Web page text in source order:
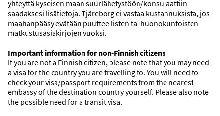
HAE
Tietoa – matkat
yhteyttä kyseisen maan suurlähetystöön/konsulaattiin
saadaksesi lisätietoja. Tjäreborg ei vastaa kustannuksista, jos
maahanpääsy evätään puutteellisten tai huonokuntoisten
matkustusasiakirjojen vuoksi.
Important information for non-Finnish citizens
If you are not a Finnish citizen, please note that you may need
a visa for the country you are travelling to. You will need to
check your visa/passport requirements from the nearest
embassy of the destination country yourself. Please also note
the possible need for a transit visa.